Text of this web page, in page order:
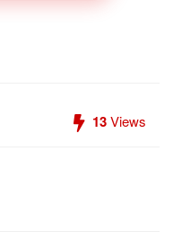
13Views